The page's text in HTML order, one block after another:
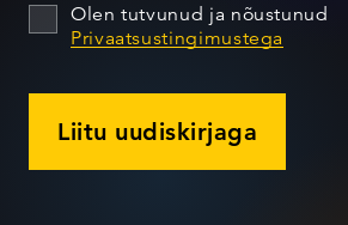
Olen tutvunud ja nõustunud
Privaatsustingimustega
Liitu uudiskirjaga